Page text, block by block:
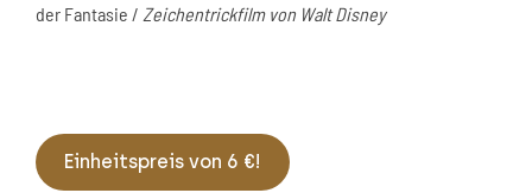
der Fantasie / Zeichentrickfilm von Walt Disney
Einheitspreis von 6 €!